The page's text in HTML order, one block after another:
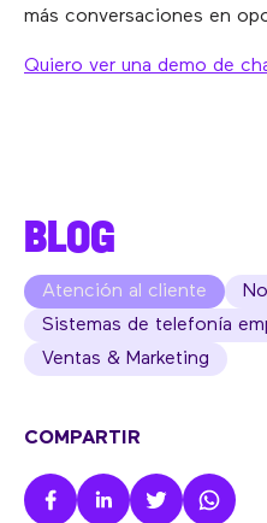
más conversaciones en
Quiero ver una demo de
BLOG
Atención al cliente
Sistemas de telefonía
Ventas & Marketing
COMPARTIR